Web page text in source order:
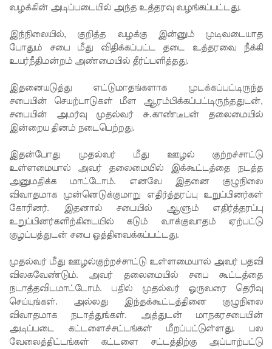
தலைக்கவ
சங்கள் 431
பறிமுதல்!
யர்களை
இலக்கு
வைத்து
இணைய
வழிப் பண
மோசடி -
எச்சரிக்
கை!
குவைத் –
கொழும்பு
ஸ்ரீலங்கன்
விமான
சேவை
வழக்கின் அடிப்படையில் அந்த உத்தரவு வழங்கப்பட்டது.
இந்நிலையில், குறித்த வழக்கு இன்னும் முடிவடையாத
போதும் சபை மீது விதிக்கப்பட்ட தடை உத்தரவை நீக்கி
உயர்நீதிமன்றம் அண்மையில் தீர்ப்பளித்தது.
இதனையடுத்து எட்டுமாதங்களாக முடக்கப்பட்டிருந்த
சபையின் செயற்பாடுகள் மீள ஆரம்பிக்கப்பட்டிருந்ததுடன்,
சபையின் அமர்வு முதல்வர் சு.காண்டீபன் தலைமையில்
இன்றைய தினம் நடைபெற்றது.
இதன்போது முதல்வர் மீது ஊழல் குற்றச்சாட்டு
உள்ளமையால் அவர் தலைமையில் இக்கூட்டத்தை நடத்த
அனுமதிக்க மாட்டோம். எனவே இதனை குழுநிலை
விவாதமாக முன்னெடுக்குமாறு எதிர்த்தரப்பு உறுப்பினர்கள்
கோரினர். இதனால் சபையில் ஆளும் எதிர்த்தரப்பு
உறுப்பினர்களிற்கிடையில் கடும் வாக்குவாதம் ஏற்பட்டு
குழப்பத்துடன் சபை ஒத்திவைக்கப்பட்டது.
முதல்வர் மீது ஊழல்குற்றச்சாட்டு உள்ளமையால் அவர் பதவி
விலகவேண்டும். அவர் தலைமையில் சபை கூட்டத்தை
நடாத்தவிடமாட்டோம். பதில் முதல்வர் ஒருவரை தெரிவு
செய்யுங்கள். அல்லது இந்தக்கூட்டத்தினை குழுநிலை
விவாதமாக நடாத்துங்கள். அத்துடன் மாநகரசபையின்
அடிப்படை கட்டளைச்சட்டங்கள் மீறப்பட்டுள்ளது. பல
வேலைத்திட்டங்கள் கட்டளை சட்டத்திற்கு அப்பாற்பட்டு